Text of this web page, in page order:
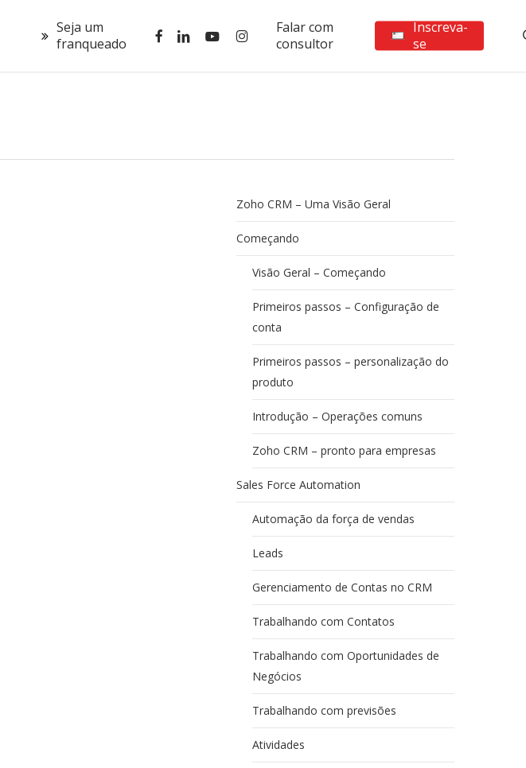
Seja um
franqueado
Falar com
consultor
Inscreva-
se
facebooklinkedinyoutubeinstagram
Zoho CRM – Uma Visão Geral
Começando
Visão Geral – Começando
Primeiros passos – Configuração de
conta
Primeiros passos – personalização do
produto
Introdução – Operações comuns
Zoho CRM – pronto para empresas
Sales Force Automation
Automação da força de vendas
Leads
Gerenciamento de Contas no CRM
Trabalhando com Contatos
Trabalhando com Oportunidades de
Negócios
Trabalhando com previsões
Atividades